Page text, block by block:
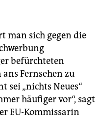
man sich gegen die
befürchteten
Fernsehen zu
sei „nichts Neues“
häufiger vor“, sagt
EU-Kommissarin